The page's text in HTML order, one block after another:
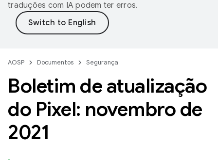
traduções com IA podem ter erros.
AOSP Documentos Segurança
Boletim de atualização
do Pixel: novembro de
2021